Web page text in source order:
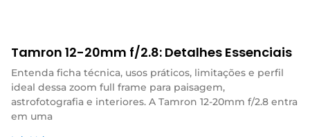
Tamron 12-20mm f/2.8: Detalhes Essenciais
Entenda ficha técnica, usos práticos, limitações e perfil
ideal dessa zoom full frame para paisagem,
astrofotografia e interiores. A Tamron 12-20mm f/2.8 entra
em uma